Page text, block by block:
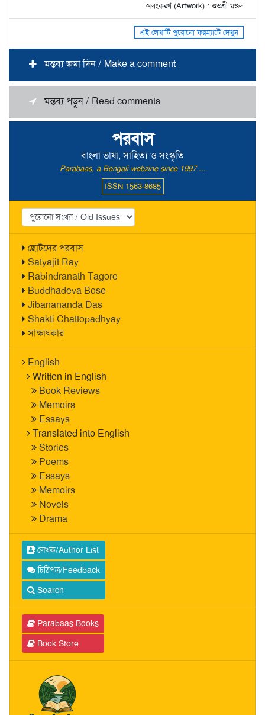
পরবাস
বাংলা ভাষা, সাহিত্য ও সংস্কৃতি
Parabaas, a Bengali webzine since 1997 ...
ISSN 1563-8685
ছোটদের পরবাস
Satyajit Ray
Rabindranath Tagore
Buddhadeva Bose
Jibanananda Das
Shakti Chattopadhyay
সাক্ষাৎকার
English
Written in English
Book Reviews
Memoirs
Essays
Translated into English
Stories
Poems
Essays
Memoirs
Novels
Drama
লেখক/Author List
চিঠিপত্র/Feedback
Search
Parabaas Books
Book Store
অলংকরণ (Artwork) : শুভশ্রী মণ্ডল
এই লেখাটি পুরোনো ফরম্যাটে দেখুন
মন্তব্য জমা দিন / Make a comment
মন্তব্য পড়ুন / Read comments